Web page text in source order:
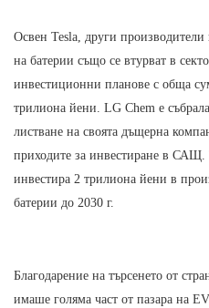
Освен Tesla, други
на батерии също се втурват в
инвестиционни планове с обща
трилиона йени. LG Chem е
листване на своята дъщерна
приходите за инвестиране в
инвестира 2 трилиона йени в
батерии до 2030 г.
Благодарение на търсенето от
имаше голяма част от пазара на